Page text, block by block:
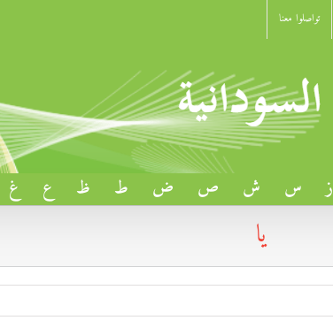
تواصلوا معنا
ز س ش ص ض ط ظ ع غ
يا